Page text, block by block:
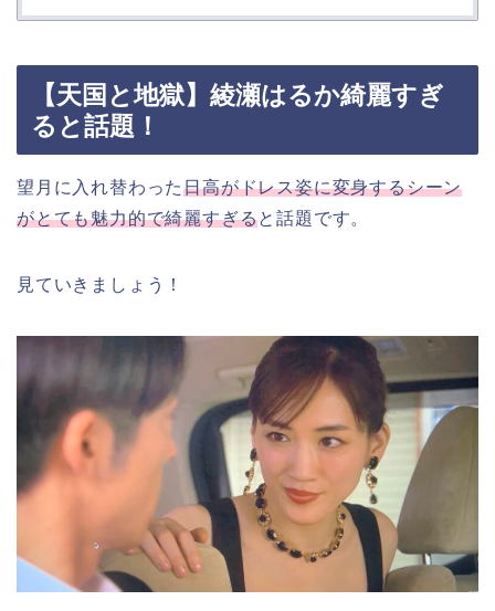
【天国と地獄】綾瀬はるか綺麗すぎ
ると話題！
望月に入れ替わった日高がドレス姿に変身するシーン
がとても魅力的で綺麗すぎると話題です。
見ていきましょう！